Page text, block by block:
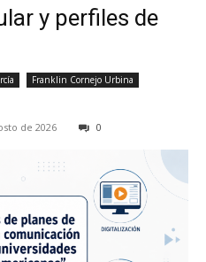
y perfiles de
Franklin Cornejo Urbina
de 2026 0